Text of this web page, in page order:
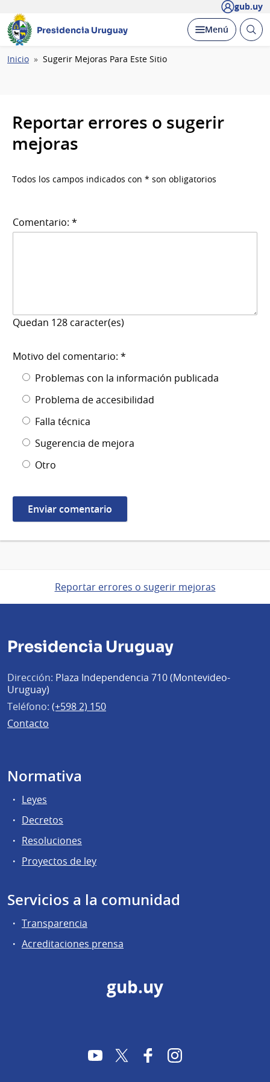
gub.uy
Presidencia Uruguay Desplegar
Menú Abrir
Ruta
Inicio Sugerir Mejoras Para Este Sitio
Reportar errores o sugerir
mejoras
Todos los campos indicados con * son obligatorios
Comentario: *
Quedan 128 caracter(es)
Motivo del comentario: *
Problemas con la información publicada
Problema de accesibilidad
Falla técnica
Sugerencia de mejora
Otro
Reportar errores o sugerir mejoras
Presidencia Uruguay
Dirección: Plaza Independencia 710 (Montevideo-
Uruguay)
Teléfono: (+598 2) 150
Contacto
Normativa
Leyes
Decretos
Resoluciones
Proyectos de ley
Servicios a la comunidad
Transparencia
Acreditaciones prensa
gub.uy
YouTubeTwitter FacebookInstagram